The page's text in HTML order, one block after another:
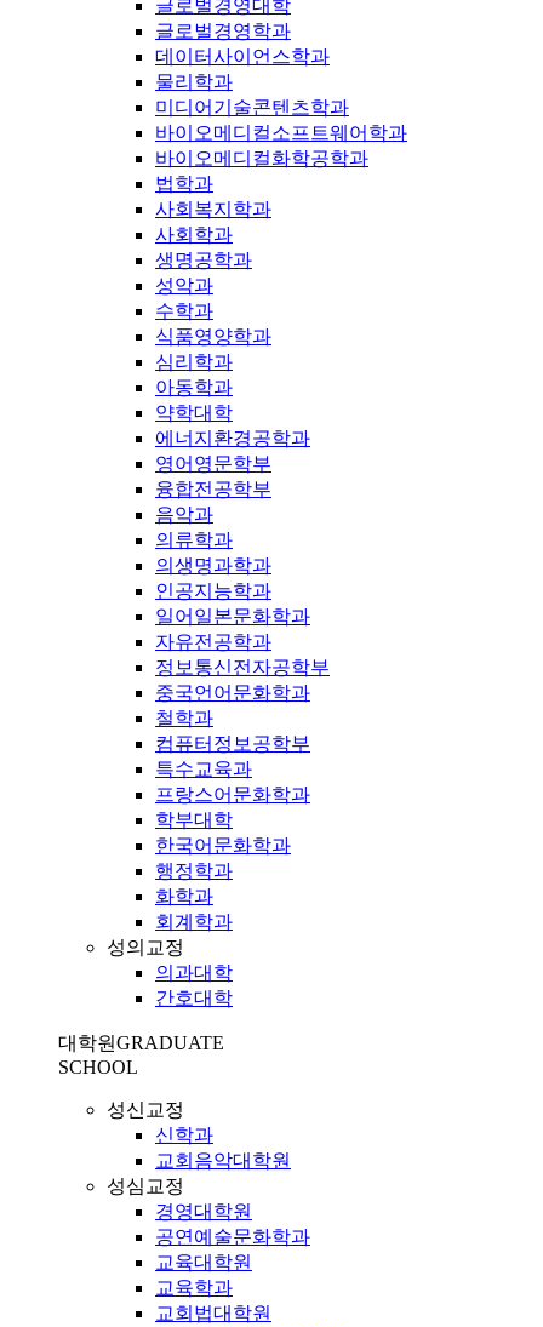
글로벌경영대학
글로벌경영학과
데이터사이언스학과
물리학과
미디어기술콘텐츠학과
바이오메디컬소프트웨어학과
바이오메디컬화학공학과
법학과
사회복지학과
사회학과
생명공학과
성악과
수학과
식품영양학과
심리학과
아동학과
약학대학
에너지환경공학과
영어영문학부
융합전공학부
음악과
의류학과
의생명과학과
인공지능학과
일어일본문화학과
자유전공학과
정보통신전자공학부
중국언어문화학과
철학과
컴퓨터정보공학부
특수교육과
프랑스어문화학과
학부대학
한국어문화학과
행정학과
화학과
회계학과
성의교정
의과대학
간호대학
대학원GRADUATE
SCHOOL
성신교정
신학과
교회음악대학원
성심교정
경영대학원
공연예술문화학과
교육대학원
교육학과
교회법대학원